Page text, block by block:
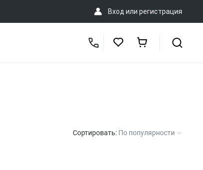
Вход или регистрация
Сортировать: По популярности